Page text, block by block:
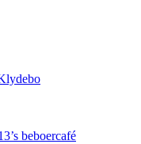
beboercafé